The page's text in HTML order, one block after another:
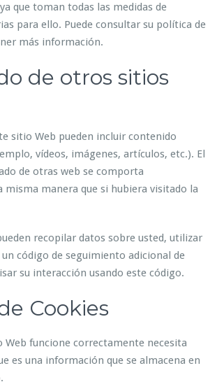
que toman todas las medidas de
para ello. Puede consultar su política de
más información.
de otros sitios
sitio Web pueden incluir contenido
vídeos, imágenes, artículos, etc.). El
de otras web se comporta
misma manera que si hubiera visitado la
recopilar datos sobre usted, utilizar
código de seguimiento adicional de
su interacción usando este código.
Cookies
Web funcione correctamente necesita
es una información que se almacena en